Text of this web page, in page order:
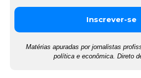
Matérias apuradas por jornalistas
política e econômica. Direto